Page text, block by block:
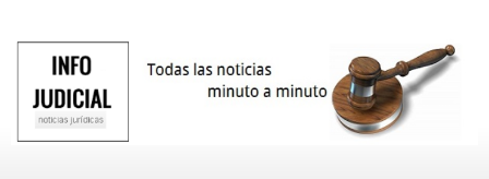
contenido